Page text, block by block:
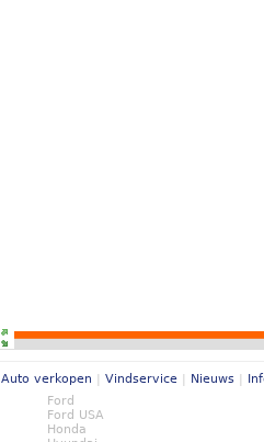
Auto verkopen | Vindservice | Nieuws |
Ford
Ford USA
Honda